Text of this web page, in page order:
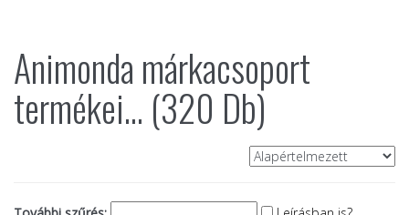
Animonda márkacsoport
termékei... (320 Db)